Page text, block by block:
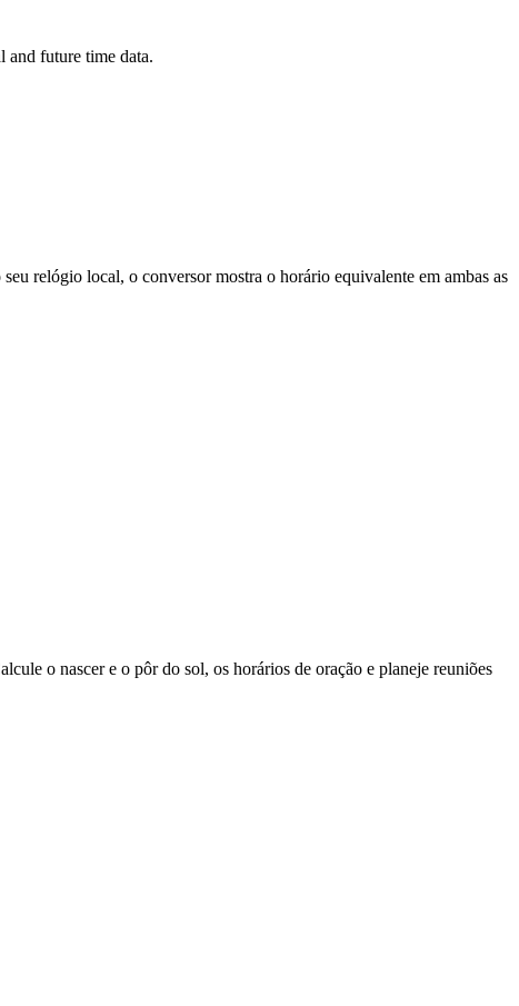
future time data.
relógio local, o conversor mostra o horário equivalente em ambas as
o nascer e o pôr do sol, os horários de oração e planeje reuniões